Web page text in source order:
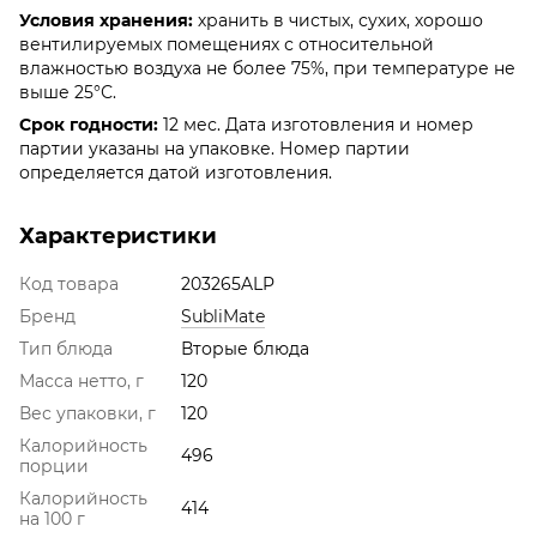
Условия хранения: хранить в чистых, сухих, хорошо
вентилируемых помещениях с относительной
влажностью воздуха не более 75%, при температуре не
выше 25°С.
Срок годности: 12 мес. Дата изготовления и номер
партии указаны на упаковке. Номер партии
определяется датой изготовления.
Характеристики
Код товара
203265ALP
Бренд
SubliMate
Тип блюда
Вторые блюда
Масса нетто, г
120
Вес упаковки, г
120
Калорийность
порции
496
Калорийность
на 100 г
414